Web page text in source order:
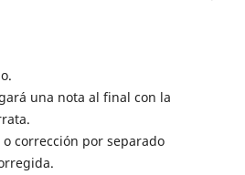
una nota al final con la
corrección por separado